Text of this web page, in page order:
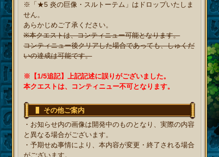
※「★5 炎の巨像・スルトーテム」はドロップいたしま
せん。
あらかじめご了承ください。
※本クエストは、コンティニュー可能となります。
コンティニュー後クリアした場合であっても、しゅくだ
いの達成は可能です。
※【1/5追記】上記記述に誤りがございました。
本クエストは、コンティニュー不可となります。
その他ご案内
・お知らせ内の画像は開発中のものとなり、実際の内容
と異なる場合がございます。
・予期せぬ事情により、本内容が変更・終了される場合
がございます。